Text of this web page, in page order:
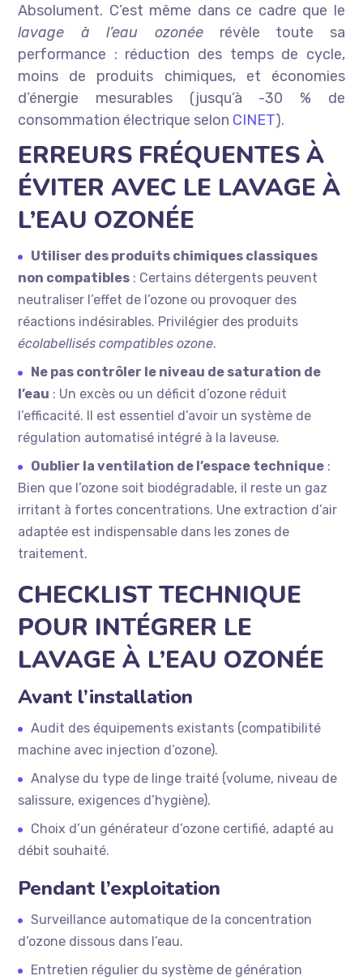
Absolument. C’est même dans ce cadre que le
lavage à l’eau ozonée révèle toute sa
performance : réduction des temps de cycle,
moins de produits chimiques, et économies
d’énergie mesurables (jusqu’à -30 % de
consommation électrique selon CINET).
ERREURS FRÉQUENTES À
ÉVITER AVEC LE LAVAGE À
L’EAU OZONÉE
Utiliser des produits chimiques classiques
non compatibles : Certains détergents peuvent
neutraliser l’effet de l’ozone ou provoquer des
réactions indésirables. Privilégier des produits
écolabellisés compatibles ozone.
Ne pas contrôler le niveau de saturation de
l’eau : Un excès ou un déficit d’ozone réduit
l’efficacité. Il est essentiel d’avoir un système de
régulation automatisé intégré à la laveuse.
Oublier la ventilation de l’espace technique :
Bien que l’ozone soit biodégradable, il reste un gaz
irritant à fortes concentrations. Une extraction d’air
adaptée est indispensable dans les zones de
traitement.
CHECKLIST TECHNIQUE
POUR INTÉGRER LE
LAVAGE À L’EAU OZONÉE
Avant l’installation
Audit des équipements existants (compatibilité
machine avec injection d’ozone).
Analyse du type de linge traité (volume, niveau de
salissure, exigences d’hygiène).
Choix d’un générateur d’ozone certifié, adapté au
débit souhaité.
Pendant l’exploitation
Surveillance automatique de la concentration
d’ozone dissous dans l’eau.
Entretien régulier du système de génération